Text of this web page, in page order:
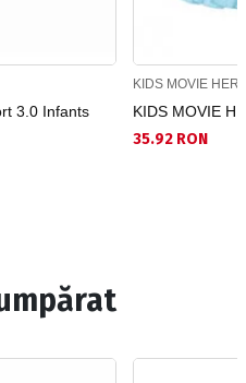
3.0 Infants
KIDS MOVIE
KIDS MOVIE
35.92 RON